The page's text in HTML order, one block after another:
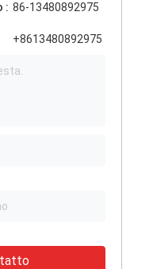
: 86-13480892975
+8613480892975